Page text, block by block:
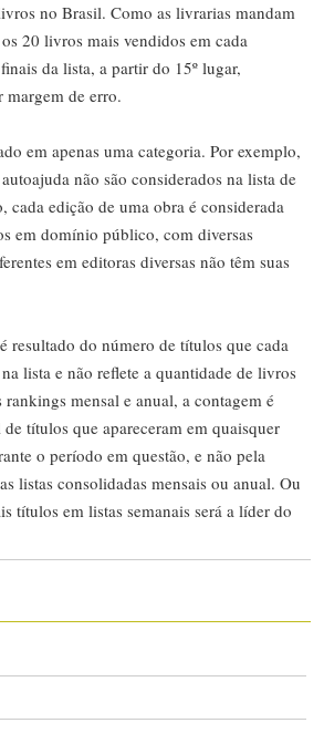
no Brasil. Como as livrarias mandam
20 livros mais vendidos em cada
da lista, a partir do 15º lugar,
margem de erro.
em apenas uma categoria. Por exemplo,
não são considerados na lista de
cada edição de uma obra é considerada
em domínio público, com diversas
em editoras diversas não têm suas
resultado do número de títulos que cada
lista e não reflete a quantidade de livros
mensal e anual, a contagem é
títulos que apareceram em quaisquer
o período em questão, e não pela
listas consolidadas mensais ou anual. Ou
títulos em listas semanais será a líder do